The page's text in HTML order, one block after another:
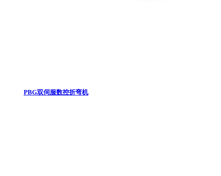
PBG双伺服数控折弯机